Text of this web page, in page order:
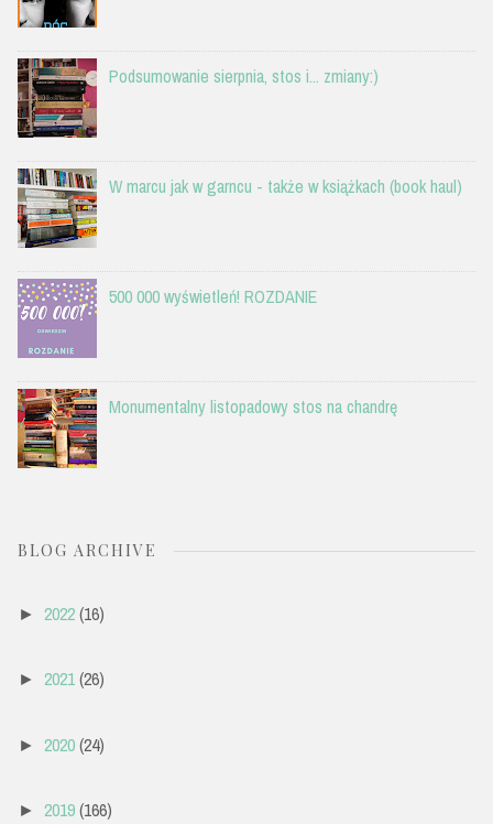
Podsumowanie sierpnia, stos i... zmiany:)
W marcu jak w garncu - także w książkach (book haul)
500 000 wyświetleń! ROZDANIE
Monumentalny listopadowy stos na chandrę
BLOG ARCHIVE
► 2022(16)
► 2021(26)
► 2020(24)
► 2019(166)